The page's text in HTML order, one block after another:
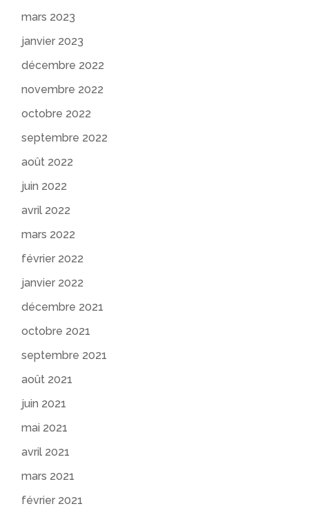
mars 2023
janvier 2023
décembre 2022
novembre 2022
octobre 2022
septembre 2022
août 2022
juin 2022
avril 2022
mars 2022
février 2022
janvier 2022
décembre 2021
octobre 2021
septembre 2021
août 2021
juin 2021
mai 2021
avril 2021
mars 2021
février 2021